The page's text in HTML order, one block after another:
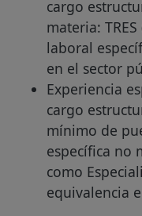
cargo
materia:
laboral
en el sector
Experiencia
cargo
mínimo de
específica no
como
equivalencia